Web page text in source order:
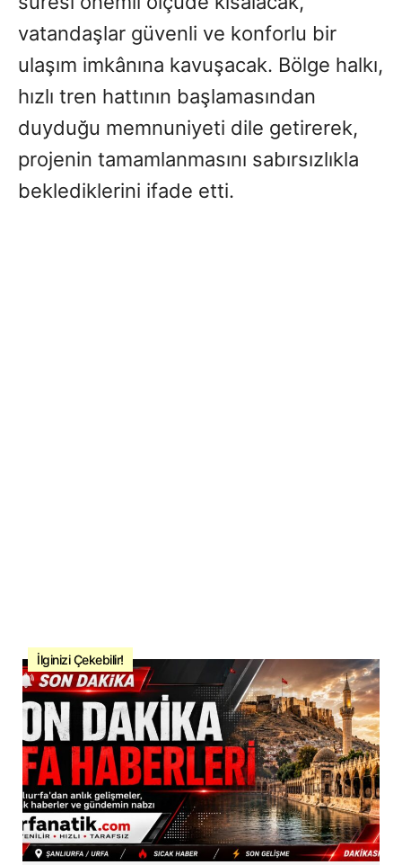
vatandaşlar güvenli ve konforlu bir
ulaşım imkânına kavuşacak. Bölge halkı,
hızlı tren hattının başlamasından
duyduğu memnuniyeti dile getirerek,
projenin tamamlanmasını sabırsızlıkla
beklediklerini ifade etti.
İlginizi Çekebilir!